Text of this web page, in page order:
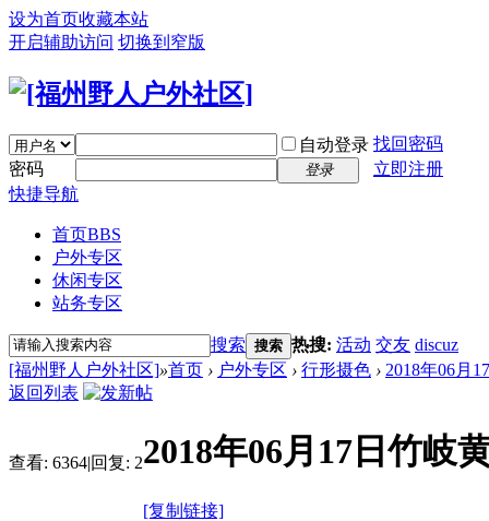
设为首页收藏本站
开启辅助访问 切换到窄版
自动登录 找回密码
密码
登录
立即注册
快捷导航
首页BBS
户外专区
休闲专区
站务专区
搜索 搜索 热搜: 活动 交友 discuz
[福州野人户外社区]»首页 › 户外专区 › 行形摄色 › 2018年06月
返回列表
查看: 6364|回复: 22018年06月17日竹岐
[复制链接]